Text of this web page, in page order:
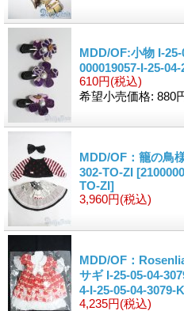
MDD/OF:小物 I-
000019057-I-25-
610円(税込)
希望小売価格: 880
MDD/OF：籠の鳥
302-TO-ZI
TO-ZI]
3,960円(税込)
MDD/OF：
サギ I-25-05-04-
4-I-25-05-04-3079-
4,235円(税込)